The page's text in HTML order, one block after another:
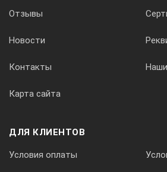
Отзывы
Новости
Контакты
Карта сайта
ДЛЯ КЛИЕНТОВ
Условия оплаты